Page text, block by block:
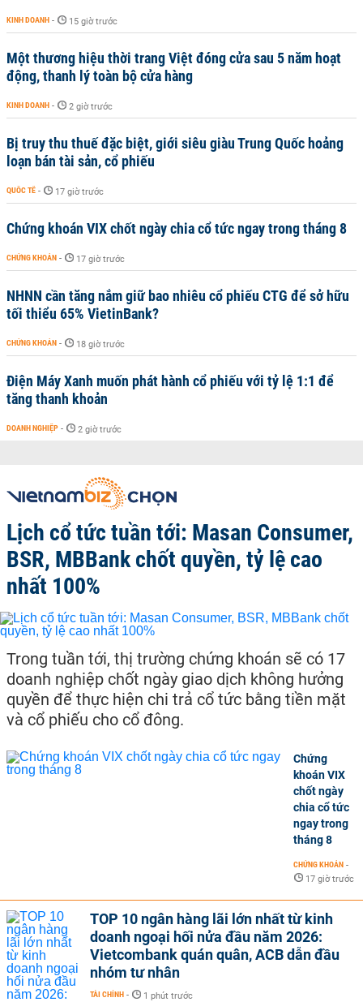
KINH DOANH - 15 giờ trước
Một thương hiệu thời trang Việt đóng cửa sau 5 năm hoạt
động, thanh lý toàn bộ cửa hàng
KINH DOANH - 2 giờ trước
Bị truy thu thuế đặc biệt, giới siêu giàu Trung Quốc hoảng
loạn bán tài sản, cổ phiếu
QUỐC TẾ - 17 giờ trước
Chứng khoán VIX chốt ngày chia cổ tức ngay trong tháng 8
CHỨNG KHOÁN - 17 giờ trước
NHNN cần tăng nắm giữ bao nhiêu cổ phiếu CTG để sở hữu
tối thiểu 65% VietinBank?
CHỨNG KHOÁN - 18 giờ trước
Điện Máy Xanh muốn phát hành cổ phiếu với tỷ lệ 1:1 để
tăng thanh khoản
DOANH NGHIỆP - 2 giờ trước
Lịch cổ tức tuần tới: Masan Consumer,
BSR, MBBank chốt quyền, tỷ lệ cao
nhất 100%
Trong tuần tới, thị trường chứng khoán sẽ có 17
doanh nghiệp chốt ngày giao dịch không hưởng
quyền để thực hiện chi trả cổ tức bằng tiền mặt
và cổ phiếu cho cổ đông.
Chứng
khoán VIX
chốt ngày
chia cổ tức
ngay trong
tháng 8
CHỨNG KHOÁN -
17 giờ trước
TOP 10 ngân hàng lãi lớn nhất từ kinh
doanh ngoại hối nửa đầu năm 2026:
Vietcombank quán quân, ACB dẫn đầu
nhóm tư nhân
TÀI CHÍNH - 1 phút trước